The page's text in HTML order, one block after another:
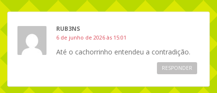
RUB3NS
6 de junho de 2026 às 15:01
Até o cachorrinho entendeu a contradição.
RESPONDER